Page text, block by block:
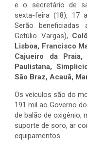
e o secretário de
sexta-feira (18), 17
Serão beneficiadas
Getúlio Vargas),
Lisboa, Francisco
Cajueiro da
Paulistana,
São Braz, Acauã,
Os veículos são do
191 mil ao Governo
de balão de oxigênio,
suporte de soro, ar
equipamentos.